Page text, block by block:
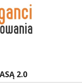
2.0